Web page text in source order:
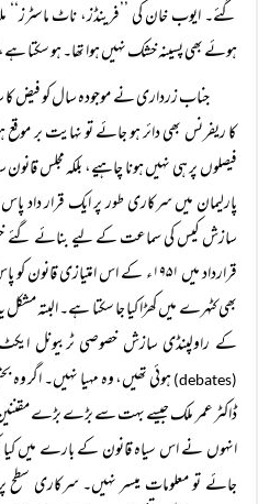
گئے۔ ایوب خان کی ’’فرینڈز، ناٹ ماسٹرز‘‘
ہوئے بھی پسینہ خشک نہیں ہوا تھا۔ ہو سکتا
جناب زرداری نے موجودہ سال کو فیض
کا ریفرنس بھی دائر ہو جائے تو نہایت بر
فیصلوں پر ہی نہیں ہونا چاہیے، بلکہ مجلس
سازش کیس کی سماعت کے لیے بنائے گئے
قرارداد میں ۱۹۵۱ء کے اس امتیازی
کے راولپنڈی سازش خصوصی ٹربیونل
(debates)
ہوئی تھیں، وہ مہیا نہیں۔ اگر وہ
ڈاکٹر عمر ملک جیسے بہت سے بڑے بڑے
انہوں نے اس سیاہ قانون کے بارے میں کیا
جائے تو معلومات میسر نہیں۔ سرکاری